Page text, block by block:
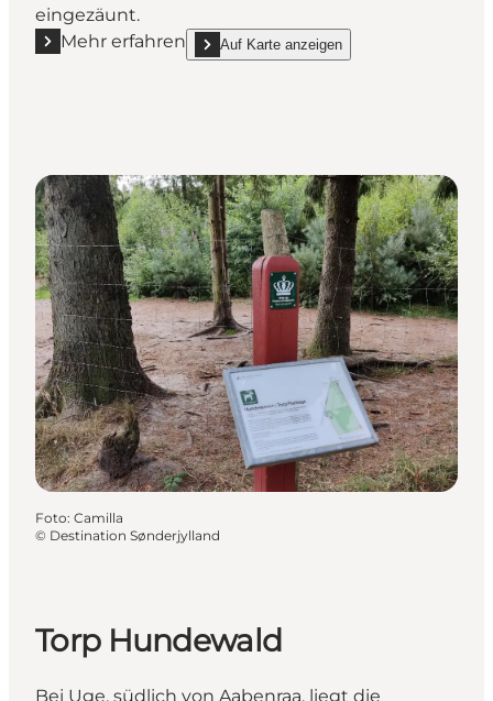
eingezäunt.
Mehr erfahren
Mehr erfahren "Nørreskov Hundewald"
Auf Karte anzeigen
show Nørreskov Hundewald on_map
Foto: Camilla
© Destination Sønderjylland
Torp Hundewald
Bei Uge, südlich von Aabenraa, liegt die